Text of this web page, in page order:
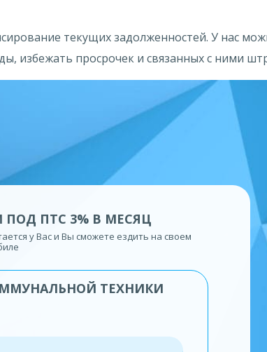
текущих задолженностей. У нас
избежать просрочек и связанных с ними
ПОД ПТС 3% В МЕСЯЦ
у Вас и Вы сможете ездить на своем
ТЕХНИКИ